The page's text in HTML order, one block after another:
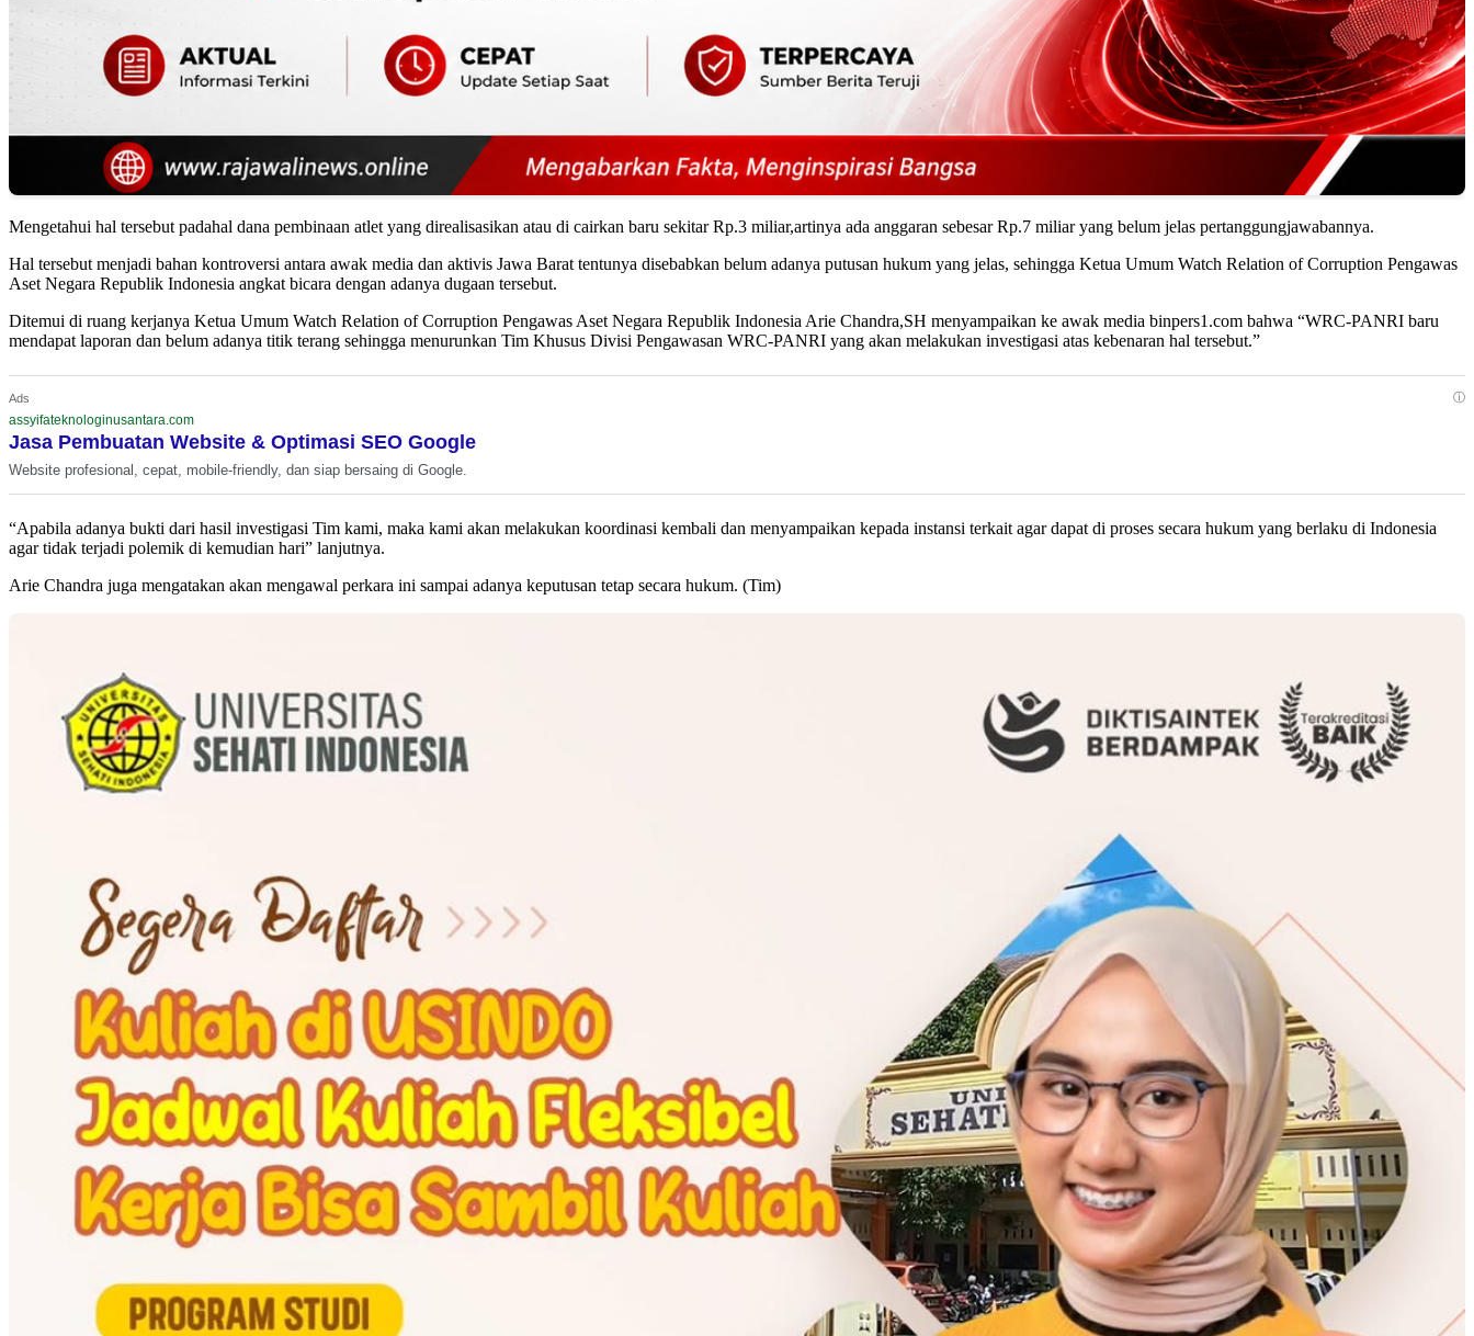
Mengetahui hal tersebut padahal dana pembinaan atlet yang direalisasikan atau di cairkan baru sekitar Rp.3 miliar,artinya ada anggaran sebesar Rp.7 miliar yang belum jelas pertanggungjawabannya.
Hal tersebut menjadi bahan kontroversi antara awak media dan aktivis Jawa Barat tentunya disebabkan belum adanya putusan hukum yang jelas, sehingga Ketua Umum Watch Relation of Corruption Pengawas
Aset Negara Republik Indonesia angkat bicara dengan adanya dugaan tersebut.
Ditemui di ruang kerjanya Ketua Umum Watch Relation of Corruption Pengawas Aset Negara Republik Indonesia Arie Chandra,SH menyampaikan ke awak media binpers1.com bahwa “WRC-PANRI baru
mendapat laporan dan belum adanya titik terang sehingga menurunkan Tim Khusus Divisi Pengawasan WRC-PANRI yang akan melakukan investigasi atas kebenaran hal tersebut.”
Ads ⓘ
assyifateknologinusantara.com
Jasa Pembuatan Website & Optimasi SEO Google
Website profesional, cepat, mobile-friendly, dan siap bersaing di Google.
“Apabila adanya bukti dari hasil investigasi Tim kami, maka kami akan melakukan koordinasi kembali dan menyampaikan kepada instansi terkait agar dapat di proses secara hukum yang berlaku di Indonesia
agar tidak terjadi polemik di kemudian hari” lanjutnya.
Arie Chandra juga mengatakan akan mengawal perkara ini sampai adanya keputusan tetap secara hukum. (Tim)